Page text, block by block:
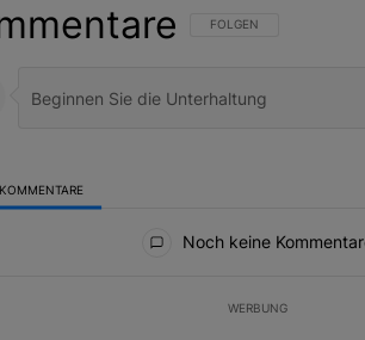
FOLGE DIESER
FOLGEN
Noch keine
WERBUNG